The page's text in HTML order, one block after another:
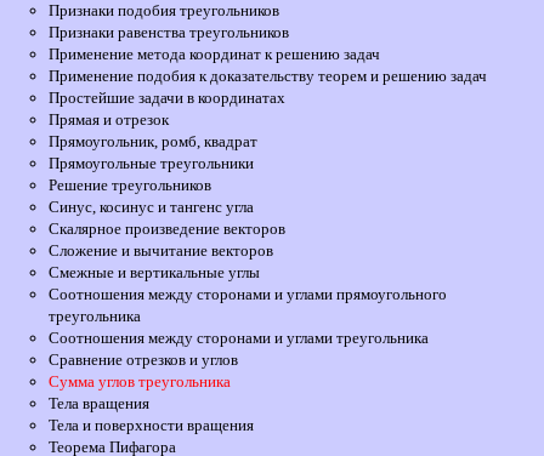
Признаки подобия треугольников
Признаки равенства треугольников
Применение метода координат к решению задач
Применение подобия к доказательству теорем и решению задач
Простейшие задачи в координатах
Прямая и отрезок
Прямоугольник, ромб, квадрат
Прямоугольные треугольники
Решение треугольников
Синус, косинус и тангенс угла
Скалярное произведение векторов
Сложение и вычитание векторов
Смежные и вертикальные углы
Соотношения между сторонами и углами прямоугольного
треугольника
Соотношения между сторонами и углами треугольника
Сравнение отрезков и углов
Сумма углов треугольника
Тела вращения
Тела и поверхности вращения
Теорема Пифагора